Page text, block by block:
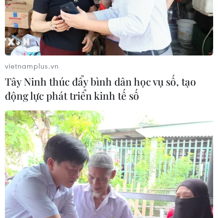
Indonesia: Thầy Kim cần thay đổi để
giành chiến thắng?
03/08/2026 00:06
Xem thêm
CƠ QUAN CHỦ QUẢN: THÔNG TẤN XÃ VIỆT NAM
Tổng Biên tập: TRẦN TIẾN DUẨN
Phó Tổng Biên tập: NGUYỄN THỊ TÁM, KHÚC THANH
THỦY
vietnamplus.vn
Tây Ninh thúc đẩy bình dân học vụ số, tạo
động lực phát triển kinh tế số